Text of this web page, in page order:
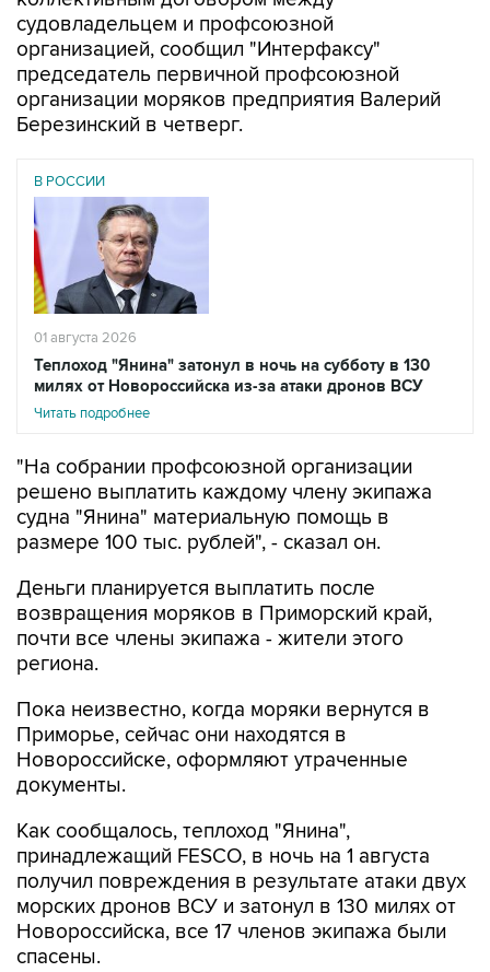
судовладельцем и профсоюзной
организацией, сообщил "Интерфаксу"
председатель первичной профсоюзной
организации моряков предприятия Валерий
Березинский в четверг.
В РОССИИ
01 августа 2026
Теплоход "Янина" затонул в ночь на субботу в 130
милях от Новороссийска из-за атаки дронов ВСУ
Читать подробнее
"На собрании профсоюзной организации
решено выплатить каждому члену экипажа
судна "Янина" материальную помощь в
размере 100 тыс. рублей", - сказал он.
Деньги планируется выплатить после
возвращения моряков в Приморский край,
почти все члены экипажа - жители этого
региона.
Пока неизвестно, когда моряки вернутся в
Приморье, сейчас они находятся в
Новороссийске, оформляют утраченные
документы.
Как сообщалось, теплоход "Янина",
принадлежащий FESCO, в ночь на 1 августа
получил повреждения в результате атаки двух
морских дронов ВСУ и затонул в 130 милях от
Новороссийска, все 17 членов экипажа были
спасены.